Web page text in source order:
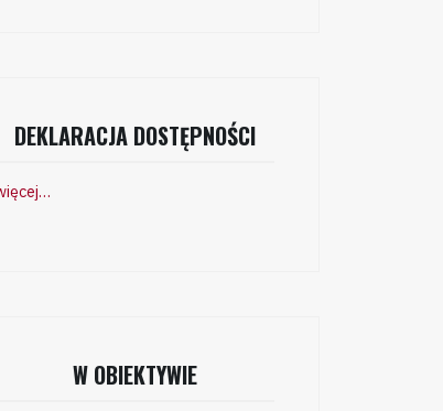
DEKLARACJA DOSTĘPNOŚCI
W OBIEKTYWIE